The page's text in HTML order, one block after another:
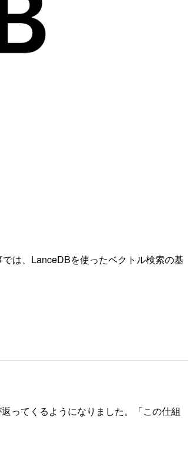
は、LanceDBを使ったベクトル検索の基
ってくるようになりました。「この仕組